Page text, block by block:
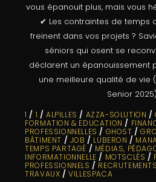
vous épanouit plus, mais vous
✔ Les contraintes de temps
freinent dans vos projets ?
séniors qui osent se
déclarent un épanouissement
une meilleure qualité de vie
Senior
1 / 1 /ALPILLES / AZZA-SOLUTION /
FORMATION & EDUCATION /
PROFESSIONNELLES / GHOST /
BÂTIMENT / JOB / LUBERON /
TEMPS PARTAGÉ / MÉDIAS,
INFORMATIONNELLE / MOTSCLÉS /
PROFESSIONNELS / RECRUTEMENTS
TRAVAUX /VILLESPACA